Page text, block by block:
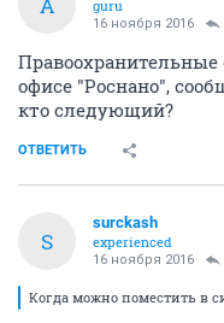
guru
16 ноября 2016
офисе "Роснано",
кто следующий?
ОТВЕТИТЬ
S
surckash
experienced
16 ноября 2016
Когда можно поместить в